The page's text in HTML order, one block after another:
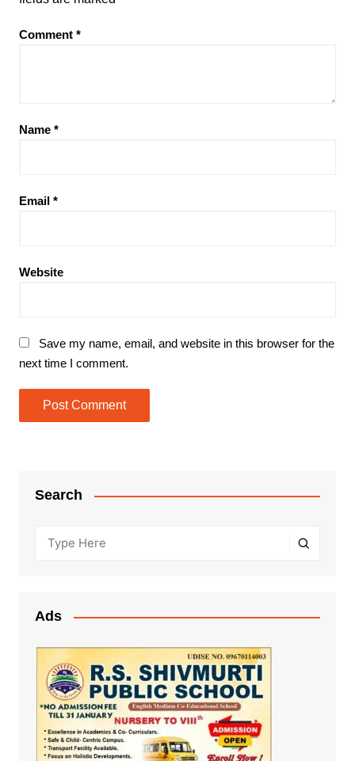
Comment *
Name *
Email *
Website
Save my name, email, and website in this browser for the
next time I comment.
Search
Ads